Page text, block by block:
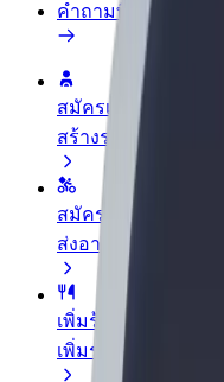
คำถามที่พบบ่อย
สมัครเป็นคนขับ
สร้างรายได้ในแบบ
สมัครเป็นคนส่งพัสดุ
ส่งอาหารและรับรา
เพิ่มร้านอาหารหรือ
เพิ่มรายได้ด้วยการ